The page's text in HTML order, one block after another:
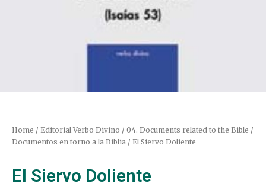
Home / Editorial Verbo Divino / 04. Documents related to the Bible /
Documentos en torno a la Biblia / El Siervo Doliente
El Siervo Doliente